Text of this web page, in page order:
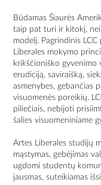
Būdamas Šiaurės
taip pat turi ir kitokį,
modelį. Pagrindinis
Liberales mokymo
krikščioniško gyvenimo
erudiciją, saviraišką,
asmenybes, gebančias
visuomenės poreikių.
piliečiais, nebijoti
šalies visuomeniniame
Artes Liberales studijų
mąstymas, gebėjimas
ugdomi studentų
jausmas, suteikiamas